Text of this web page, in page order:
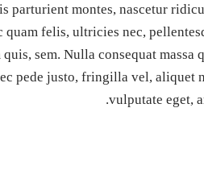
parturient montes, nascetur
quam felis, ultricies nec,
sem. Nulla consequat massa
pede justo, fringilla vel, aliquet
vulputate eget,